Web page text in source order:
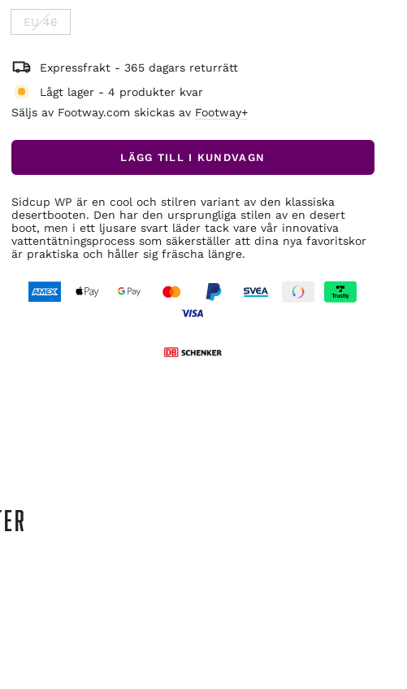
EU 46
Expressfrakt - 365 dagars returrätt
Lågt lager - 4 produkter kvar
Säljs av Footway.com skickas av Footway+
LÄGG TILL I KUNDVAGN
Sidcup WP är en cool och stilren variant av den klassiska
desertbooten. Den har den ursprungliga stilen av en desert
boot, men i ett ljusare svart läder tack vare vår innovativa
vattentätningsprocess som säkerställer att dina nya favoritskor
är praktiska och håller sig fräscha längre.